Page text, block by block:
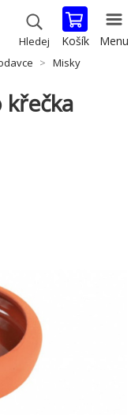
Hledej Košík Menu
Misky
křečka